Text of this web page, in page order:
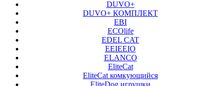
DUVO+
DUVO+ КОМПЛЕКТ
EBI
ECOlife
EDEL CAT
EEIEEIO
ELANCO
EliteCat
EliteCat комкующийся
EliteDog игрушки